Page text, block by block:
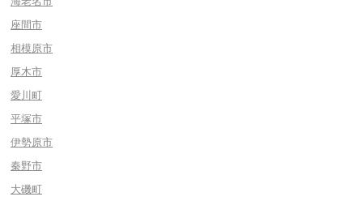
座間市
相模原市
厚木市
愛川町
平塚市
伊勢原市
秦野市
大磯町